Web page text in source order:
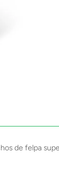
de felpa